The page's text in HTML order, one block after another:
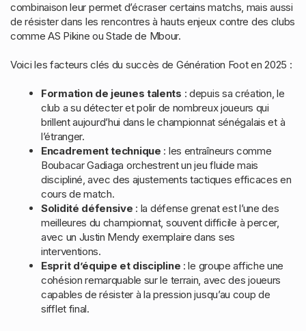
combinaison leur permet d’écraser certains matchs, mais aussi
de résister dans les rencontres à hauts enjeux contre des clubs
comme AS Pikine ou Stade de Mbour.
Voici les facteurs clés du succès de Génération Foot en 2025 :
Formation de jeunes talents : depuis sa création, le
club a su détecter et polir de nombreux joueurs qui
brillent aujourd’hui dans le championnat sénégalais et à
l’étranger.
Encadrement technique : les entraîneurs comme
Boubacar Gadiaga orchestrent un jeu fluide mais
discipliné, avec des ajustements tactiques efficaces en
cours de match.
Solidité défensive : la défense grenat est l’une des
meilleures du championnat, souvent difficile à percer,
avec un Justin Mendy exemplaire dans ses
interventions.
Esprit d’équipe et discipline : le groupe affiche une
cohésion remarquable sur le terrain, avec des joueurs
capables de résister à la pression jusqu’au coup de
sifflet final.